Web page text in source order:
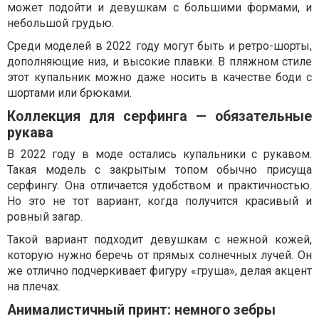
может подойти и девушкам с большими формами, и
небольшой грудью.
Среди моделей в 2022 году могут быть и ретро-шорты,
дополняющие низ, и высокие плавки. В пляжном стиле
этот купальник можно даже носить в качестве боди с
шортами или брюками.
Коллекция для серфинга — обязательные
рукава
В 2022 году в моде остались купальники с рукавом.
Такая модель с закрытым топом обычно присуща
серфингу. Она отличается удобством и практичностью.
Но это не тот вариант, когда получится красивый и
ровный загар.
Такой вариант подходит девушкам с нежной кожей,
которую нужно беречь от прямых солнечных лучей. Он
же отлично подчеркивает фигуру «груша», делая акцент
на плечах.
Анималистичный принт: немного зебры